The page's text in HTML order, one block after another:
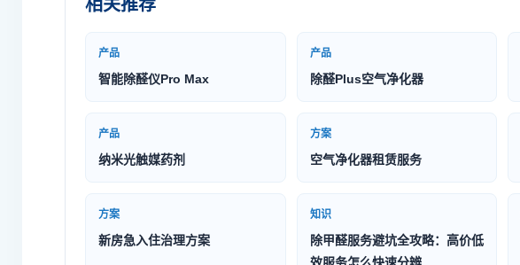
相关推荐
产品
智能除醛仪Pro Max
产品
除醛Plus空气净化器
产品
纳米光触媒药剂
方案
空气净化器租赁服务
方案
新房急入住治理方案
知识
除甲醛服务避坑全攻略：高价低